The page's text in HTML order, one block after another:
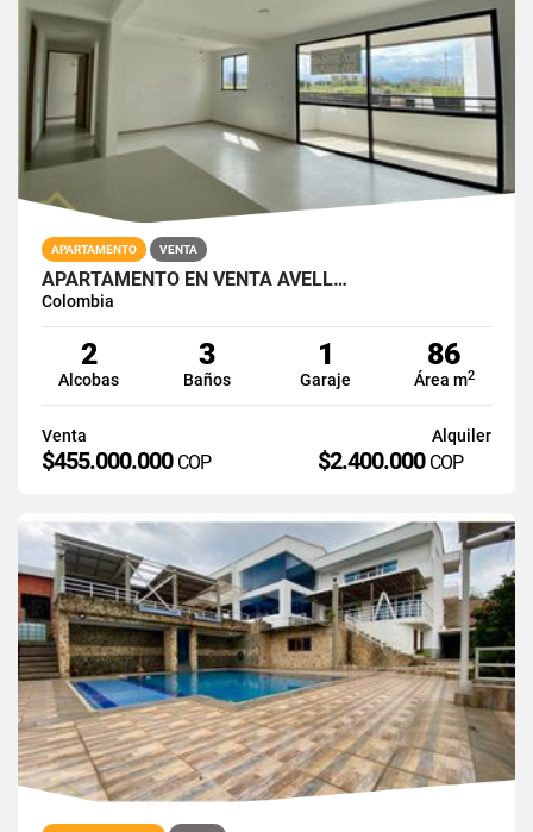
APARTAMENTO VENTA
APARTAMENTO EN VENTA AVELL…
Colombia
2
Alcobas
3
Baños
1
Garaje
86
Área m2
Venta
$455.000.000 COP
Alquiler
$2.400.000 COP